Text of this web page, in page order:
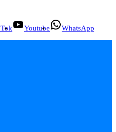
Youtube WhatsApp